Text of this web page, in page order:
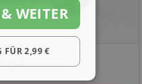
4
WEITER
FÜR 2,99 €